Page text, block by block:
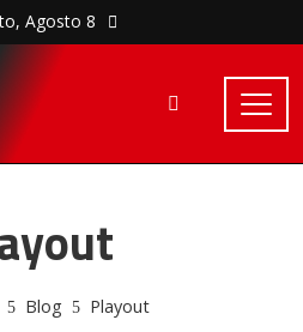
Agosto 8
Blog Playout